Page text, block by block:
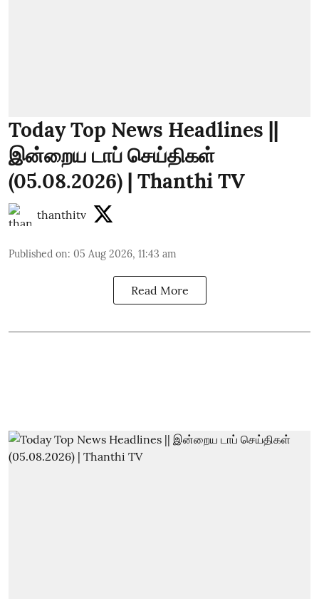
Today Top News Headlines ||
இன்றைய டாப் செய்திகள்
(05.08.2026) | Thanthi TV
thanthitv
Published on: 05 Aug 2026, 11:43 am
Read More